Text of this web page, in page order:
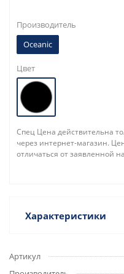
Производитель
Oceanic
Цвет
Спец Цена действительна
через интернет-магазин.
отличаться от заявленной
Характеристики
Артикул